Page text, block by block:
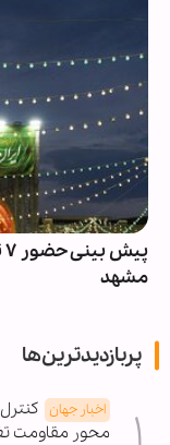
مشهد
پربازدیدترین‌ها
اخبار جهان
محور مقاومت